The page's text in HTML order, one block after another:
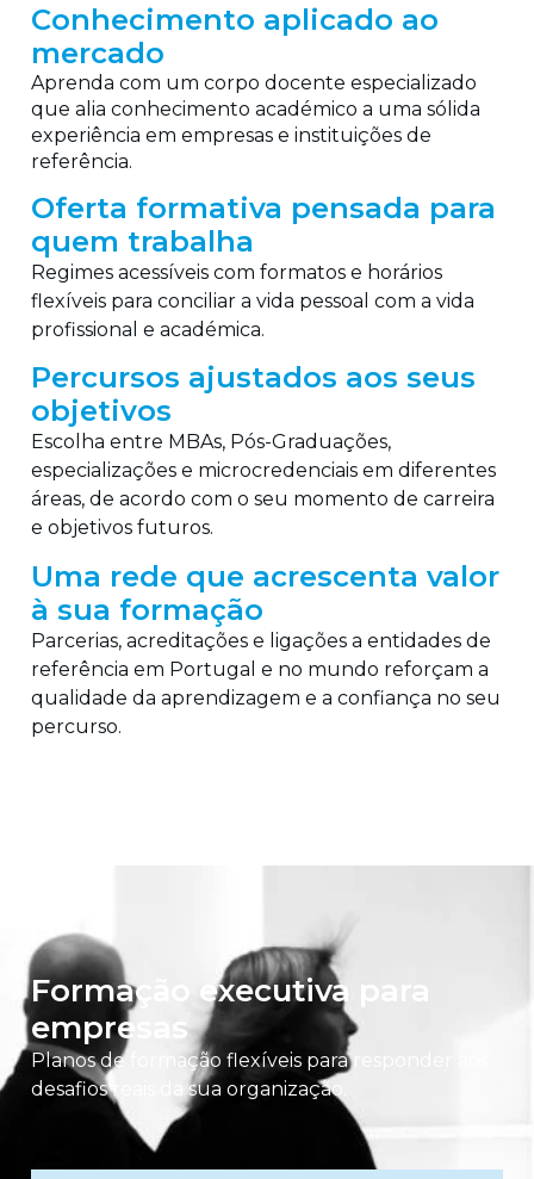
Conhecimento aplicado ao
mercado
Aprenda com um corpo docente especializado
que alia conhecimento académico a uma sólida
experiência em empresas e instituições de
referência.
Oferta formativa pensada para
quem trabalha
Regimes acessíveis com formatos e horários
flexíveis para conciliar a vida pessoal com a vida
profissional e académica.
Percursos ajustados aos seus
objetivos
Escolha entre MBAs, Pós-Graduações,
especializações e microcredenciais em diferentes
áreas, de acordo com o seu momento de carreira
e objetivos futuros.
Uma rede que acrescenta valor
à sua formação
Parcerias, acreditações e ligações a entidades de
referência em Portugal e no mundo reforçam a
qualidade da aprendizagem e a confiança no seu
percurso.
Formação executiva para
empresas
Planos de formação flexíveis para responder aos
desafios reais da sua organização.